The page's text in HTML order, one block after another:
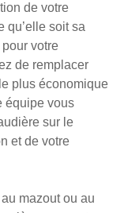
de votre
qu’elle soit sa
votre
de remplacer
plus économique
équipe vous
sur le
et de votre
mazout ou au